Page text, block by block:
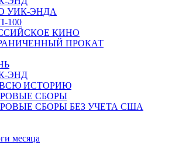
УИК-ЭНДА
100
КИНО
ПРОКАТ
ЭНД
ИСТОРИЮ
СБОРЫ
СБОРЫ БЕЗ УЧЕТА США
месяца